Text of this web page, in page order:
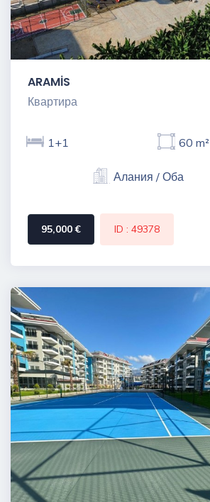
ARAMİS
Квартира
1+1 60 m²
Алания / Оба
95,000 € ID : 49378